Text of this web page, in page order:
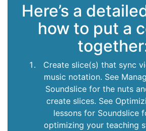
Here’s a
how to put a
Create slice(s) that sync
music notation. See
Soundslice for the nuts
create slices. See
lessons for Soundslice
optimizing your teaching